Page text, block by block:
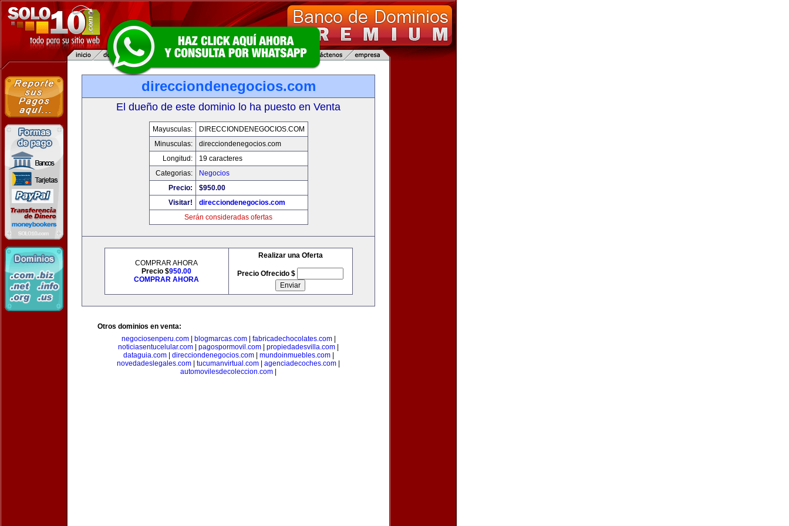
direcciondenegocios.com
El dueño de este dominio lo ha puesto en Venta
Mayusculas:
DIRECCIONDENEGOCIOS.COM
Minusculas:
direcciondenegocios.com
Longitud:
19 caracteres
Categorias:
Negocios
Precio:
$950.00
Visitar!
direcciondenegocios.com
Serán consideradas ofertas
COMPRAR AHORA
Precio $950.00
COMPRAR AHORA
Realizar una Oferta
Precio Ofrecido $
Otros dominios en venta:
negociosenperu.com| blogmarcas.com| fabricadechocolates.com|
noticiasentucelular.com
pagospormovil.com propiedadesvilla.com
dataguia.com| direcciondenegocios.com| mundoinmuebles.com|
novedadeslegales.com
tucumanvirtual.com agenciadecoches.com
automovilesdecoleccion.com